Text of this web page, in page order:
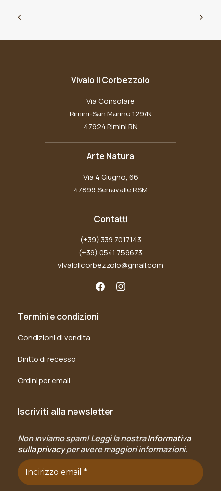
Vivaio Il Corbezzolo
Via Consolare
Rimini-San Marino 129/N
47924 Rimini RN
Arte Natura
Via 4 Giugno, 66
47899 Serravalle RSM
Contatti
(+39) 339 7017143
(+39) 0541 759673
vivaioilcorbezzolo@gmail.com
Termini e condizioni
Condizioni di vendita
Diritto di recesso
Ordini per email
Iscriviti alla newsletter
Non inviamo spam! Leggi la nostraInformativa
sulla privacyper avere maggiori informazioni.